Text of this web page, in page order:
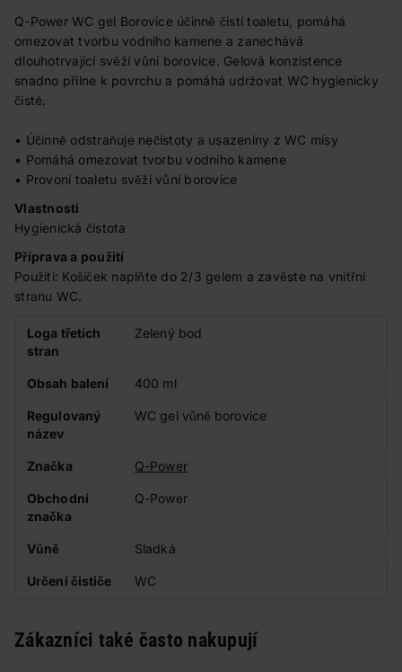
Q-Power WC gel Borovice účinně čistí toaletu, pomáhá
omezovat tvorbu vodního kamene a zanechává
dlouhotrvající svěží vůni borovice. Gelová konzistence
snadno přilne k povrchu a pomáhá udržovat WC hygienicky
čisté.
• Účinně odstraňuje nečistoty a usazeniny z WC mísy
• Pomáhá omezovat tvorbu vodního kamene
• Provoní toaletu svěží vůní borovice
Vlastnosti
Hygienická čistota
Příprava a použití
Použití: Košíček naplňte do 2/3 gelem a zavěste na vnitřní
stranu WC.
Loga třetích
stran
Zelený bod
Obsah balení 400 ml
Regulovaný
název
WC gel vůně borovice
Značka Q-Power
Obchodní
značka
Q-Power
Vůně Sladká
Určení čističe WC
Zákazníci také často nakupují